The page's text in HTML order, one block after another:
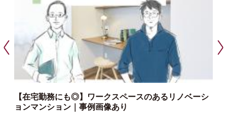
【在宅勤務にも◎】ワークスペースのあるリノベーシ
ョンマンション｜事例画像あり